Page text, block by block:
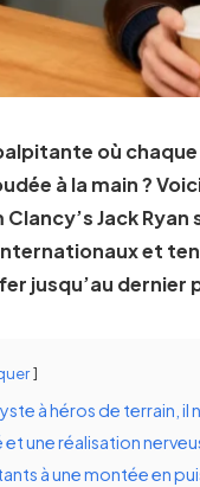
où
à la main ?
Clancy’s Jack
et
jusqu’au dernier
à héros de terrain,
et une réalisation
à une montée en